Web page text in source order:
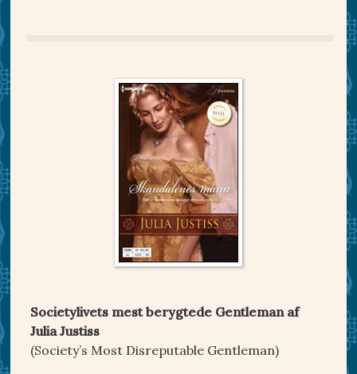
Societylivets mest berygtede Gentleman af
Julia Justiss
(Society’s Most Disreputable Gentleman)